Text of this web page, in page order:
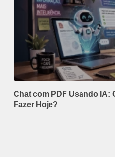
Chat com PDF Usando IA:
Fazer Hoje?